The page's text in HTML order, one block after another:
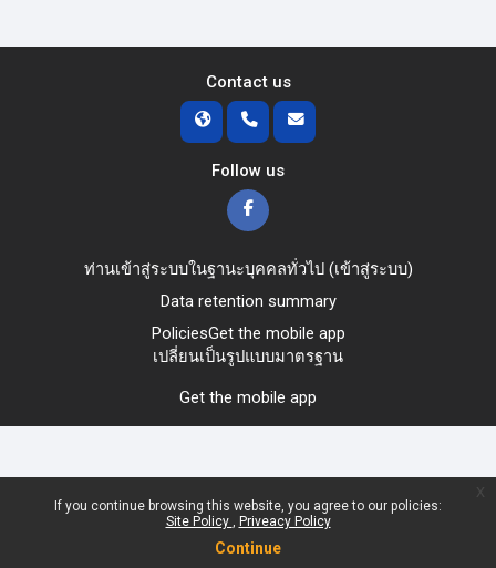
If you continue browsing this website, you agree to our policies:
Site Policy
Priveacy Policy
Continue
Contact us
Follow us
ท่านเข้าสู่ระบบในฐานะบุคคลทั่วไป (เข้าสู่ระบบ)
Data retention summary
PoliciesGet the mobile app
เปลี่ยนเป็นรูปแบบมาตรฐาน
Get the mobile app